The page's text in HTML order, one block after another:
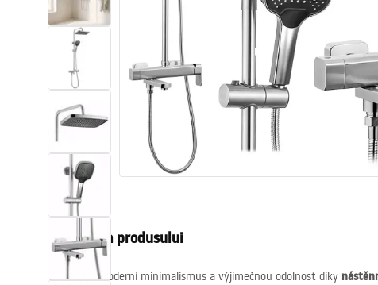
Cazi cu paravane
Baterii sanitare
Dusuri
Bucatarie
Descrierea produsului
Vsaďte na moderní minimalismus a výjimečnou odolnost díky